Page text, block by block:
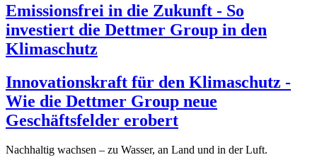
Emissionsfrei in die Zukunft - So
investiert die Dettmer Group in den
Klimaschutz
Innovationskraft für den Klimaschutz -
Wie die Dettmer Group neue
Geschäftsfelder erobert
Nachhaltig wachsen – zu Wasser, an Land und in der Luft.